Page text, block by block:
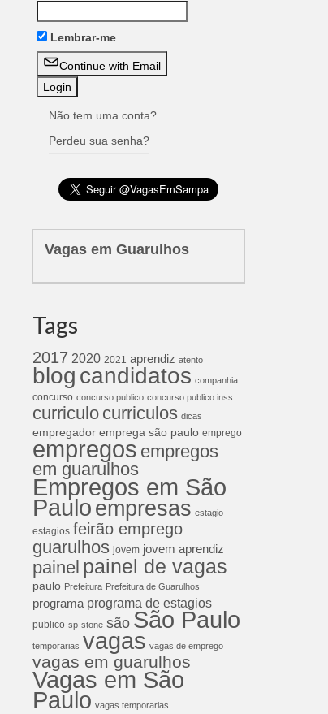
Lembrar-me
Continue with Email
Não tem uma conta?
Perdeu sua senha?
Vagas em Guarulhos
Tags
2017 2020 2021 aprendiz atento
blog candidatos companhia
concurso concurso publico concurso publico inss
curriculo curriculos dicas
empregador emprega são paulo emprego
empregos empregos
em guarulhos
Empregos em São
Pauloempresas estagio
estagios feirão emprego
guarulhos jovem jovem aprendiz
painel painel de vagas
paulo Prefeitura Prefeitura de Guarulhos
programa programa de estagios
publico sp stone são São Paulo
temporarias vagas vagas de emprego
vagas em guarulhos
Vagas em São
Paulo vagas temporarias